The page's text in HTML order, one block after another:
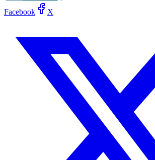
Facebook X